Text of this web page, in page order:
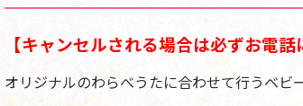
【キャンセルされる場合は必ずお電話
オリジナルのわらべうたに合わせて行うベビ